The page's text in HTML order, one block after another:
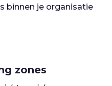
binnen je organisatie
zones